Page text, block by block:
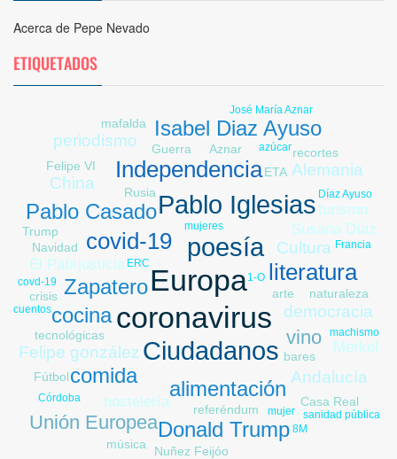
Acerca de Pepe Nevado
ETIQUETADOS
Europa
coronavirus
poesía
Ciudadanos
Pablo Iglesias
covid-19
literatura
Independencia
Zapatero
alimentación
cocina
Donald Trump
Pablo Casado
comida
Isabel Diaz Ayuso
vino
Unión Europea
Felipe gonzález
Andalucía
Cultura
democracia
China
Alemania
periodismo
hostelería
El Paísjusticia
Susana Díaz
turismo
Merkel
arte
bares
Casa Real
tecnológicas
crisis
Guerra
naturaleza
Navidad
Nuñez Feijóo
recortes
referéndum
Aznar
ETA
Felipe VI
música
Rusia
Fútbol
mafalda
Trump
Córdoba
cuentos
ERC
Francia
José María Aznar
mujer
mujeres
azúcar
Díaz Ayuso
machismo
sanidad pública
1-O
8M
covd-19